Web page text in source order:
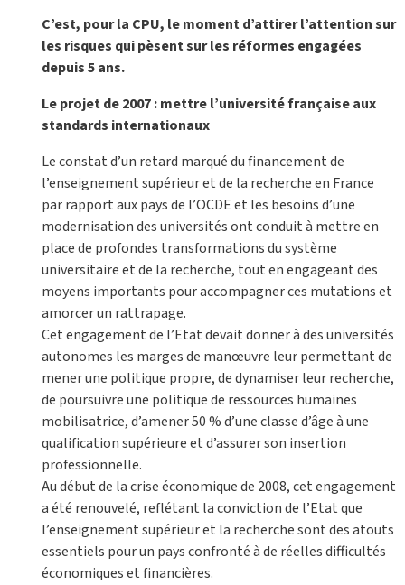
C’est, pour la CPU, le moment d’attirer l’attention sur
les risques qui pèsent sur les réformes engagées
depuis 5 ans.
Le projet de 2007 : mettre l’université française aux
standards internationaux
Le constat d’un retard marqué du financement de
l’enseignement supérieur et de la recherche en France
par rapport aux pays de l’OCDE et les besoins d’une
modernisation des universités ont conduit à mettre en
place de profondes transformations du système
universitaire et de la recherche, tout en engageant des
moyens importants pour accompagner ces mutations et
amorcer un rattrapage.
Cet engagement de l’Etat devait donner à des universités
autonomes les marges de manœuvre leur permettant de
mener une politique propre, de dynamiser leur recherche,
de poursuivre une politique de ressources humaines
mobilisatrice, d’amener 50 % d’une classe d’âge à une
qualification supérieure et d’assurer son insertion
professionnelle.
Au début de la crise économique de 2008, cet engagement
a été renouvelé, reflétant la conviction de l’Etat que
l’enseignement supérieur et la recherche sont des atouts
essentiels pour un pays confronté à de réelles difficultés
économiques et financières.